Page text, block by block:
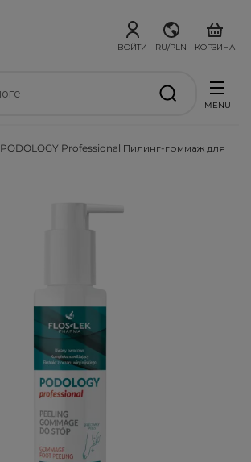
ВОЙТИ RU/PLN КОРЗИНА
MENU
PODOLOGY Professional Пилинг-гоммаж для